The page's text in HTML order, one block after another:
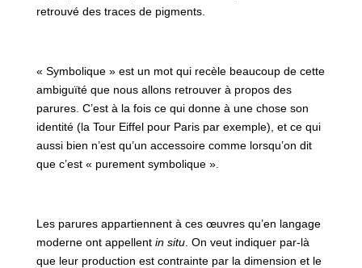
retrouvé des traces de pigments.
« Symbolique » est un mot qui recèle beaucoup de cette
ambiguïté que nous allons retrouver à propos des
parures. C’est à la fois ce qui donne à une chose son
identité (la Tour Eiffel pour Paris par exemple), et ce qui
aussi bien n’est qu’un accessoire comme lorsqu’on dit
que c’est « purement symbolique ».
Les parures appartiennent à ces œuvres qu’en langage
moderne ont appellent in situ. On veut indiquer par-là
que leur production est contrainte par la dimension et le